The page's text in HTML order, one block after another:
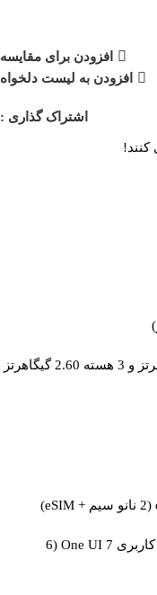
افزودن برای مقایسه
افزودن به لیست دلخواه
اشتراک گذاری :
کنند!
فرکانس پردازنده مرکزی :1 هسته 2.91 گیگاهرتز و 3 هسته 2.60 گیگاهرتز
نوع سیستم عامل :اندروید 15، عرضه با رابط کاربری One UI 7 (6